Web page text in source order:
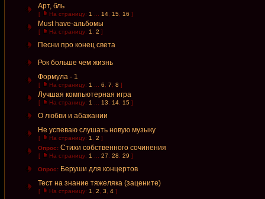
Арт, бль
[ На страницу: 1 14 15 16 ]
Must have-альбомы
[ На страницу: 1 2 ]
Песни про конец света
Рок больше чем жизнь
Формула - 1
[ На страницу: 1 6 7 8 ]
Лучшая компьютерная игра
[ На страницу: 1 13 14 15 ]
О любви и абажании
Не успеваю слушать новую музыку
[ На страницу: 1 2 ]
Опрос: Стихи собственного сочинения
[ На страницу: 1 27 28 29 ]
Опрос: Беруши для концертов
Тест на знание тяжеляка (зацените)
[ На страницу: 1 2 3 4 ]